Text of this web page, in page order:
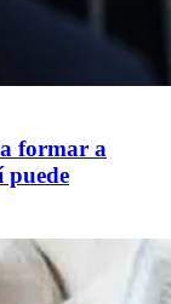
formar a
puede